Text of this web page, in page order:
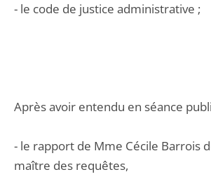
- le code de justice administrative ;
Après avoir entendu en séance
- le rapport de Mme Cécile Barrois
maître des requêtes,